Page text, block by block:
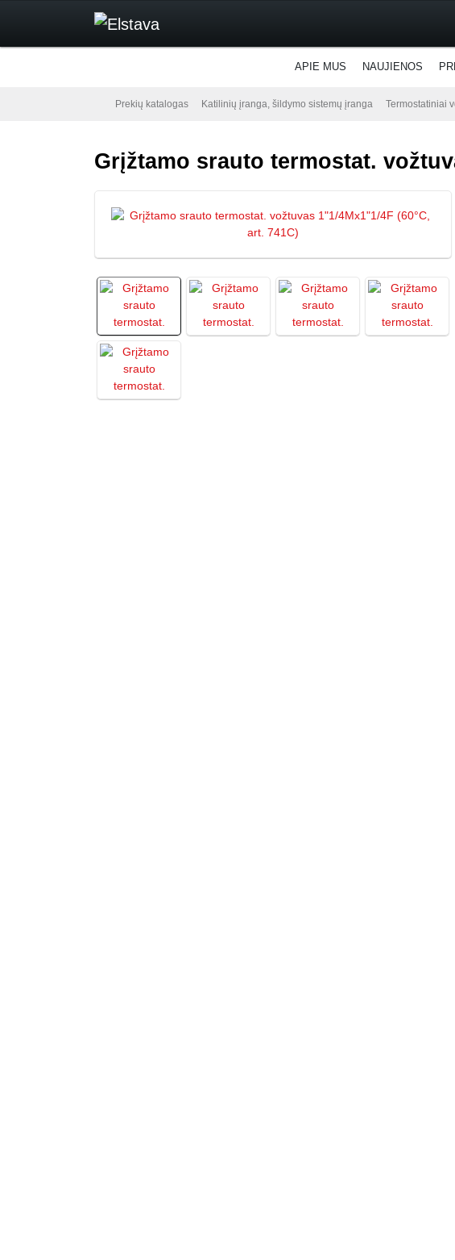
APIE MUS NAUJIENOS
Prekių katalogas Katilinių įranga, šildymo sistemų įranga Termostatiniai
Grįžtamo srauto termostat.